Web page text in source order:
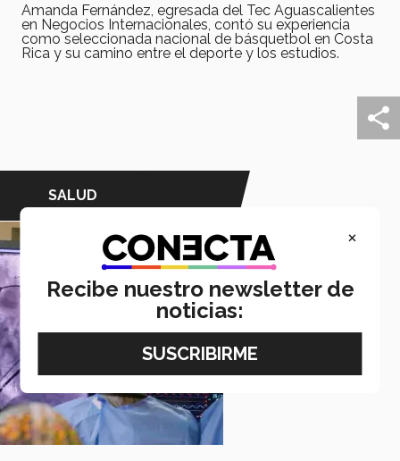
Amanda Fernández, egresada del Tec Aguascalientes
en Negocios Internacionales, contó su experiencia
como seleccionada nacional de básquetbol en Costa
Rica y su camino entre el deporte y los estudios.
SALUD
×
Recibe nuestro newsletter de
noticias: